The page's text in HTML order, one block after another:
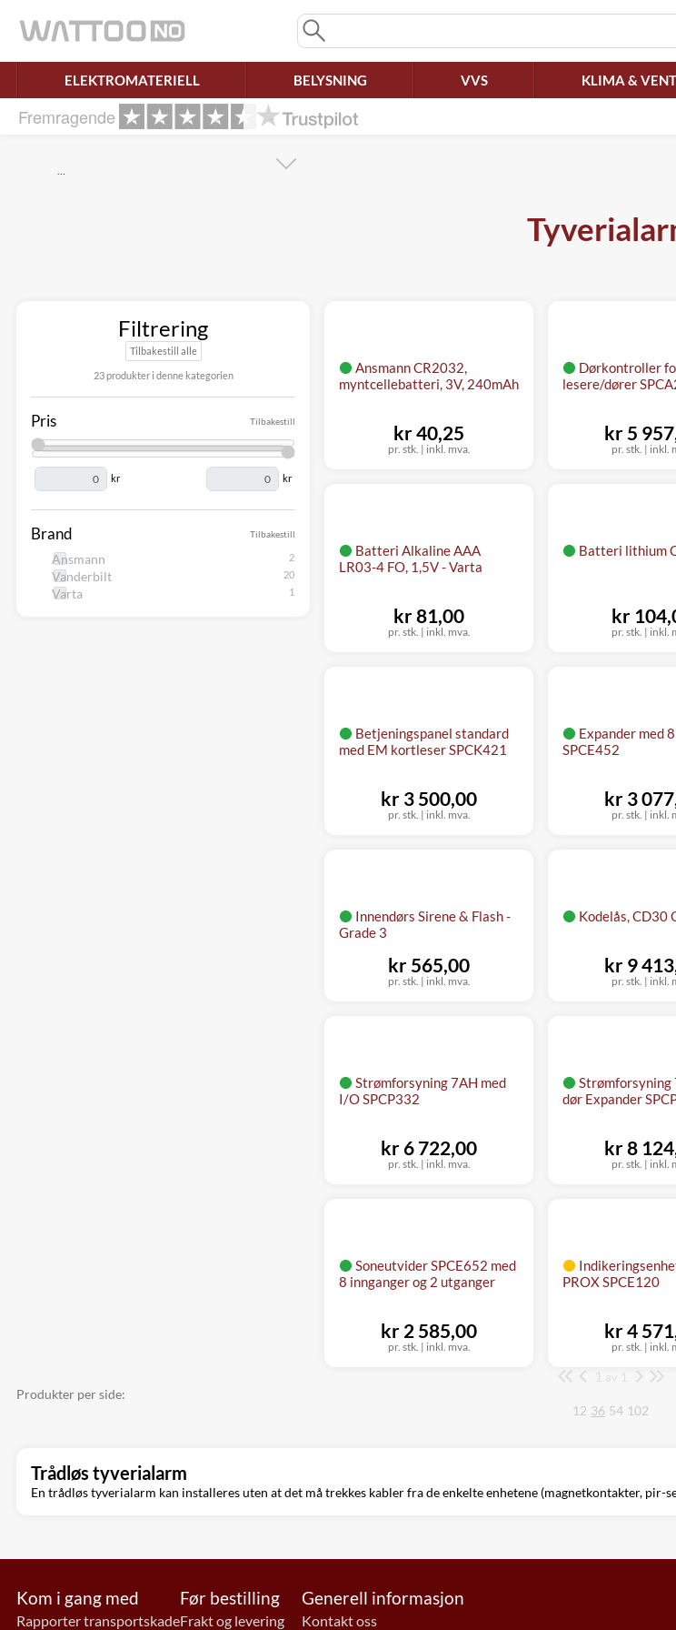
ELEKTROMATERIELL BELYSNING VVS KLIMA &
Fremragende
…
Filtrering
Tilbakestill alle
23 produkter i denne kategorien
Tilbakestill
Pris
kr kr
Tilbakestill
Brand
Ansmann
Vanderbilt
Varta
Ansmann CR2032,
myntcellebatteri, 3V, 240mAh
pr. stk. | inkl. mva.
kr 40,25
Dørkontroller
lesere/dører
pr. stk. | inkl.
kr 5
Batteri Alkaline AAA
LR03-4 FO, 1,5V - Varta
pr. stk. | inkl. mva.
kr 81,00
Batteri lithium
pr. stk. | inkl.
kr
Betjeningspanel standard
med EM kortleser SPCK421
pr. stk. | inkl. mva.
kr 3 500,00
Expander med
SPCE452
pr. stk. | inkl.
kr 3
Innendørs Sirene & Flash -
Grade 3
pr. stk. | inkl. mva.
kr 565,00
Kodelås, CD30
pr. stk. | inkl.
kr 9
Strømforsyning 7AH med
I/O SPCP332
pr. stk. | inkl. mva.
kr 6 722,00
Strømforsyning
dør Expander
pr. stk. | inkl.
kr 8
Soneutvider SPCE652 med
8 innganger og 2 utganger
pr. stk. | inkl. mva.
kr 2 585,00
PROX SPCE120
pr. stk. | inkl.
kr 4
Side
Produkter per side:
12 36 54 102
Trådløs tyverialarm
En trådløs tyverialarm kan installeres uten at det må trekkes kabler fra de enkelte enhetene (magnetkontakter,
Kom i gang med
Rapporter transportskade
Før bestilling
Frakt og levering
Generell informasjon
Kontakt oss
Rett samtykke!